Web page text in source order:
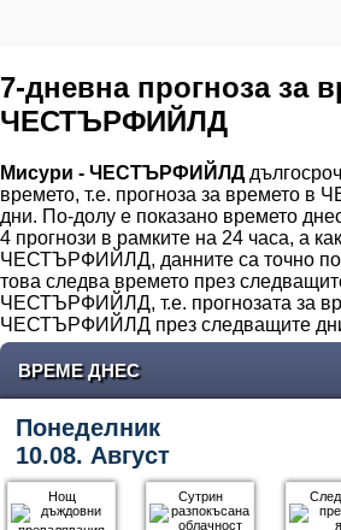
7-дневна прогноза за
ЧЕСТЪРФИЙЛД
Мисури - ЧЕСТЪРФИЙЛД
времето, т.е. прогноза за времето
дни. По-долу е показано времето
4 прогнози в рамките на 24 часа, а
ЧЕСТЪРФИЙЛД, данните са точно
това следва времето през
ЧЕСТЪРФИЙЛД, т.е. прогнозата за
ЧЕСТЪРФИЙЛД през следващите
ВРЕМЕ ДНЕС
Понеделник
10.08. Август
Нощ Сутрин